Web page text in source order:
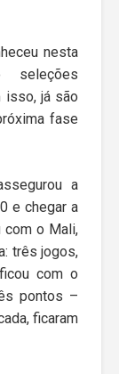
nesta
seleções
isso, já são
fase
a
e chegar a
com o Mali,
três jogos,
com o
pontos –
ficaram